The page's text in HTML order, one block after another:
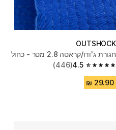
OUTSHOCK
חגורת ג'ודו/קראטה 2.8 מטר - כחול
4.5
4.5 out of 5 stars from 446 reviews
(446)